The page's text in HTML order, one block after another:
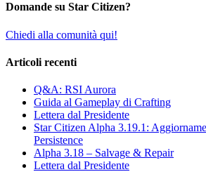
Domande su Star Citizen?
Chiedi alla comunità qui!
Articoli recenti
Q&A: RSI Aurora
Guida al Gameplay di Crafting
Lettera dal Presidente
Star Citizen Alpha 3.19.1:
Persistence
Alpha 3.18 – Salvage & Repair
Lettera dal Presidente